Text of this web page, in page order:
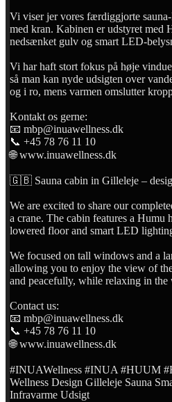
Vi viser jer vores færdiggjorte
med kran. Kabinen er udstyret med
nedsænket gulv og smart LED-
Vi har haft stort fokus på høje
så man kan nyde udsigten over
og i ro, mens varmen omslutter
Kontakt os gerne:
📧 mbp@inuawellness.dk
📞 +45 78 76 11 10
🌐 www.inuawellness.dk
🇬🇧 Sauna cabin in Gilleleje –
We are excited to share our
a crane. The cabin features a Humu
lowered floor and smart LED
We focused on tall windows and a
allowing you to enjoy the view of
and peacefully, while relaxing in the
Contact us:
📧 mbp@inuawellness.dk
📞 +45 78 76 11 10
🌐 www.inuawellness.dk
#INUAWellness #INUA #HUUM
Wellness Design Gilleleje Sauna
Infravarme Udsigt